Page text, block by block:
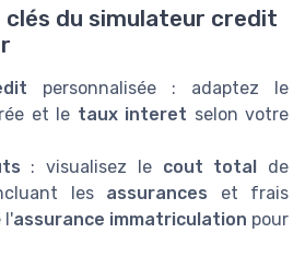
du simulateur credit
personnalisée : adaptez le
et le taux interet selon votre
: visualisez le cout total de
les assurances et frais
l'assurance immatriculation pour